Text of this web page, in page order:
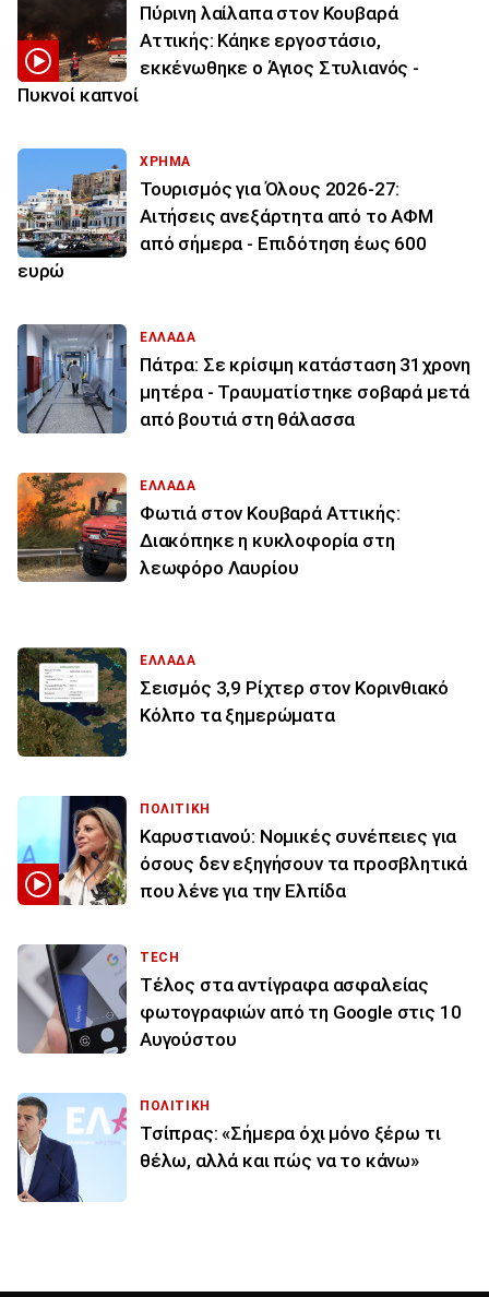
Πύρινη λαίλαπα στον Κουβαρά
Αττικής: Κάηκε εργοστάσιο,
εκκένωθηκε ο Άγιος Στυλιανός -
Πυκνοί καπνοί
ΧΡΗΜΑ
Τουρισμός για Όλους 2026-27:
Αιτήσεις ανεξάρτητα από το ΑΦΜ
από σήμερα - Επιδότηση έως 600
ευρώ
ΕΛΛΑΔΑ
Πάτρα: Σε κρίσιμη κατάσταση 31χρονη
μητέρα - Τραυματίστηκε σοβαρά μετά
από βουτιά στη θάλασσα
ΕΛΛΑΔΑ
Φωτιά στον Κουβαρά Αττικής:
Διακόπηκε η κυκλοφορία στη
λεωφόρο Λαυρίου
ΕΛΛΑΔΑ
Σεισμός 3,9 Ρίχτερ στον Κορινθιακό
Κόλπο τα ξημερώματα
ΠΟΛΙΤΙΚΗ
Καρυστιανού: Νομικές συνέπειες για
όσους δεν εξηγήσουν τα προσβλητικά
που λένε για την Ελπίδα
TECH
Τέλος στα αντίγραφα ασφαλείας
φωτογραφιών από τη Google στις 10
Αυγούστου
ΠΟΛΙΤΙΚΗ
Τσίπρας: «Σήμερα όχι μόνο ξέρω τι
θέλω, αλλά και πώς να το κάνω»